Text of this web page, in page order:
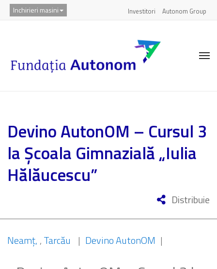
Inchirieri masini Investitori Autonom Group
Devino AutonOM – Cursul 3
la Școala Gimnazială „Iulia
Hălăucescu”
Distribuie
Neamț ,Tarcău | Devino AutonOM |